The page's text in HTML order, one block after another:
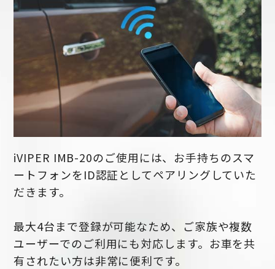
iVIPER IMB-20のご使用には、お手持ちのスマ
ートフォンをID認証としてペアリングしていた
だきます。
最大4台まで登録が可能なため、ご家族や複数
ユーザーでのご利用にも対応します。お車を共
有されたい方は非常に便利です。